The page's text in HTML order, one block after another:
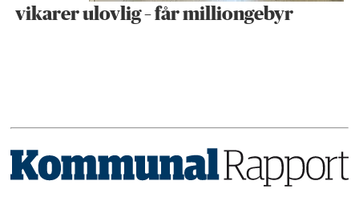
vikarer ulovlig – får milliongebyr